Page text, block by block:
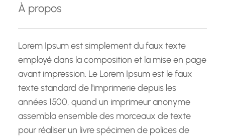
r
c
h
À propos
Lorem Ipsum est simplement du faux texte
employé dans la composition et la mise en page
avant impression. Le Lorem Ipsum est le faux
texte standard de l'imprimerie depuis les
années 1500, quand un imprimeur anonyme
assembla ensemble des morceaux de texte
pour réaliser un livre spécimen de polices de